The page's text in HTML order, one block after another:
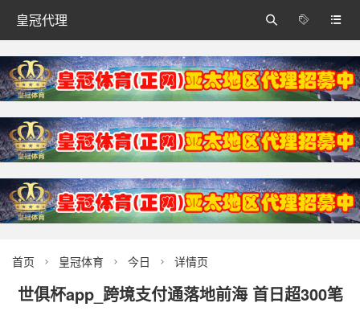
皇冠代理 


首页  皇冠体育  今日  详情页
世俱杯app_跨境支付通落地前海 首日超300笔